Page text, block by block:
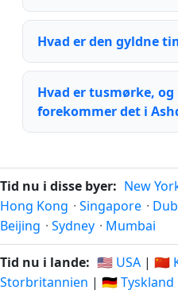
Hvad er den gyldne
Hvad er tusmørke,
forekommer det i
Tid nu i disse byer: New
Hong Kong · Singapore ·
Beijing · Sydney · Mumbai
Tid nu i lande: 🇺🇸 USA | 🇨🇳
Storbritannien | 🇩🇪 Tyskland